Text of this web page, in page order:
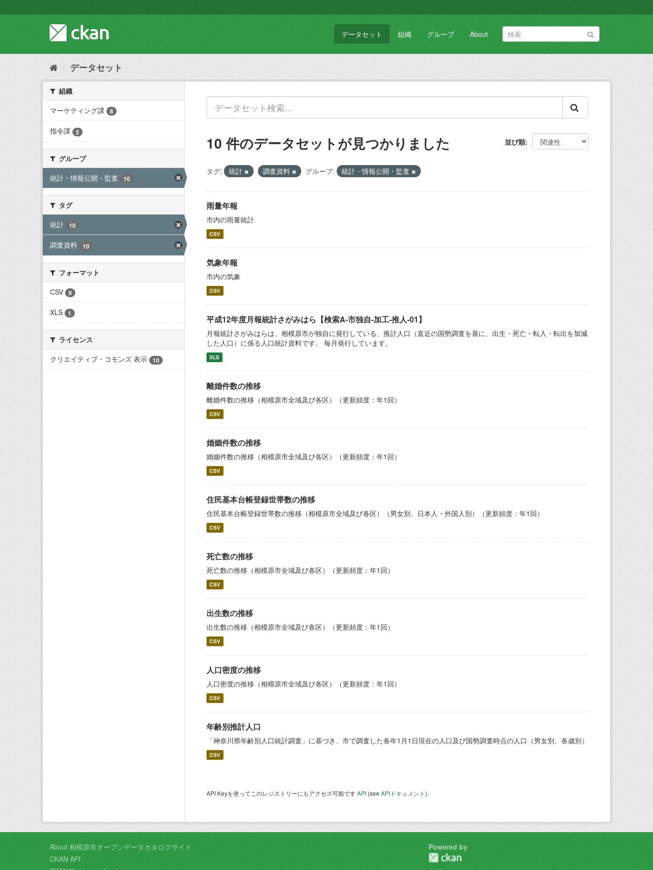
キ
て
データセット 組織 グループ About
データセット
組織
マーケティング課
8
指令課 2
グループ
統計・情報公開・監査
10
タグ
統計
10
調査資料 10
フォーマット
CSV
9
XLS 1
ライセンス
クリエイティブ・コモンズ 表示
10
並び順
10 件のデータセットが見つかりました
タグ: 統計 調査資料 グループ: 統計・情報公開・監査
雨量年報
市内の雨量統計
CSV
気象年報
市内の気象
CSV
平成12年度月報統計さがみはら【検索A-市独自-加工-推人-01】
月報統計さがみはらは、相模原市が独自に発行している、推計人口（直近の国勢調査を基に、出生・死亡・転入・転出を加減
した人口）に係る人口統計資料です。 毎月発行しています。
XLS
離婚件数の推移
離婚件数の推移（相模原市全域及び各区）（更新頻度：年1回）
CSV
婚姻件数の推移
婚姻件数の推移（相模原市全域及び各区）（更新頻度：年1回）
CSV
住民基本台帳登録世帯数の推移
住民基本台帳登録世帯数の推移（相模原市全域及び各区）（男女別、日本人・外国人別）（更新頻度：年1回）
CSV
死亡数の推移
死亡数の推移（相模原市全域及び各区）（更新頻度：年1回）
CSV
出生数の推移
出生数の推移（相模原市全域及び各区）（更新頻度：年1回）
CSV
人口密度の推移
人口密度の推移（相模原市全域及び各区）（更新頻度：年1回）
CSV
年齢別推計人口
「神奈川県年齢別人口統計調査」に基づき、市で調査した各年1月1日現在の人口及び国勢調査時点の人口（男女別、各歳別）
CSV
API Keyを使ってこのレジストリーにもアクセス可能ですAPI (see APIドキュメント).
About 相模原市オープンデータカタログサイト
CKAN API
Powered by